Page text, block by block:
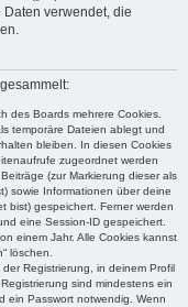
Daten verwendet, die
des Boards mehrere Cookies.
temporäre Dateien ablegt und
bleiben. In diesen Cookies
zugeordnet werden
(zur Markierung dieser als
sowie Informationen über deine
bist) gespeichert. Ferner werden
eine Session-ID gespeichert.
einem Jahr. Alle Cookies kannst
löschen.
Registrierung, in deinem Profil
sind mindestens ein
ein Passwort notwendig. Wenn